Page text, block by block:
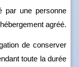
par une personne
agréé.
de conserver
toute la durée